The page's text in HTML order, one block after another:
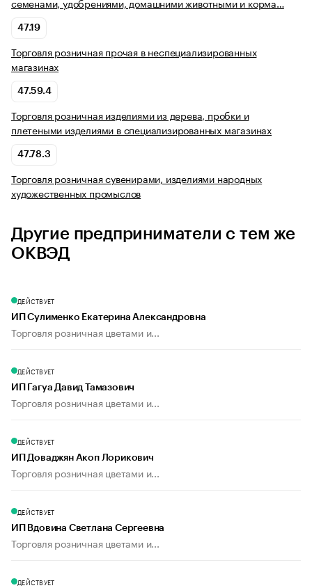
семенами, удобрениями, домашними животными и корма…
47.19
Торговля розничная прочая в неспециализированных
магазинах
47.59.4
Торговля розничная изделиями из дерева, пробки и
плетеными изделиями в специализированных магазинах
47.78.3
Торговля розничная сувенирами, изделиями народных
художественных промыслов
Другие предприниматели с тем же
ОКВЭД
ДЕЙСТВУЕТ
ИП Сулименко Екатерина Александровна
Торговля розничная цветами и...
ДЕЙСТВУЕТ
ИП Гагуа Давид Тамазович
Торговля розничная цветами и...
ДЕЙСТВУЕТ
ИП Доваджян Акоп Лорикович
Торговля розничная цветами и...
ДЕЙСТВУЕТ
ИП Вдовина Светлана Сергеевна
Торговля розничная цветами и...
ДЕЙСТВУЕТ